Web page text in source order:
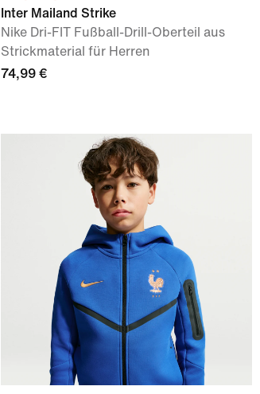
Inter Mailand Strike
Nike Dri-FIT Fußball-Drill-Oberteil aus
Strickmaterial für Herren
74,99 €